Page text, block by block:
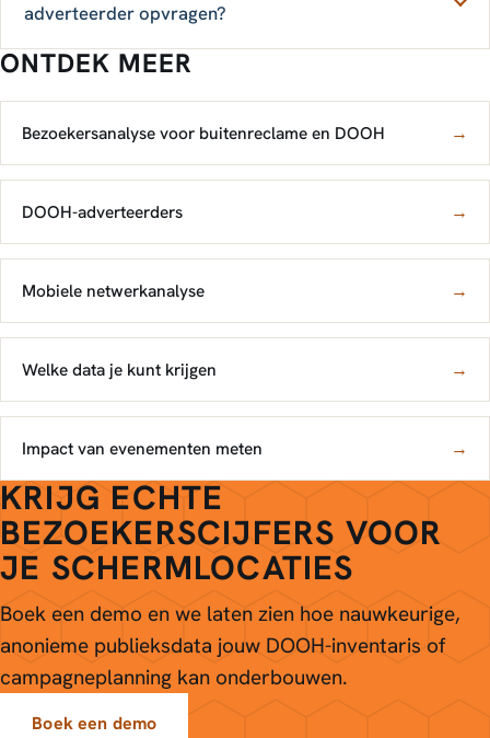
adverteerder opvragen?
ONTDEK MEER
Bezoekersanalyse voor buitenreclame en DOOH →
DOOH-adverteerders →
Mobiele netwerkanalyse →
Welke data je kunt krijgen →
Impact van evenementen meten →
KRIJG ECHTE
BEZOEKERSCIJFERS VOOR
JE SCHERMLOCATIES
Boek een demo en we laten zien hoe nauwkeurige,
anonieme publieksdata jouw DOOH-inventaris of
campagneplanning kan onderbouwen.
Boek een demo